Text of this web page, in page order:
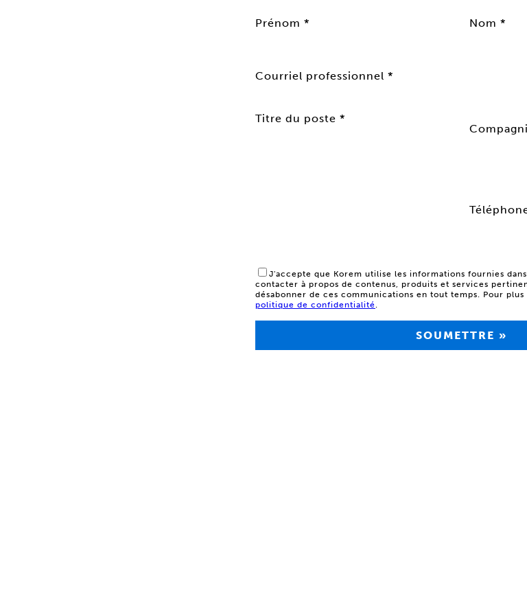
Prénom * Nom *
Courriel professionnel *
Titre du poste *
J'accepte que Korem utilise les informations fournies
contacter à propos de contenus, produits et services
désabonner de ces communications en tout temps. Pour
politique de confidentialité.